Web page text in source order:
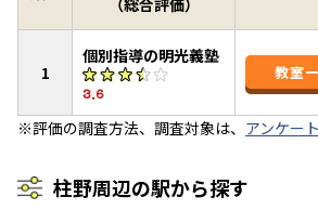
（総合評価）
1
個別指導の明光義塾
3.6
教室
※評価の調査方法、調査対象は、 アンケー
柱野周辺の駅から探す